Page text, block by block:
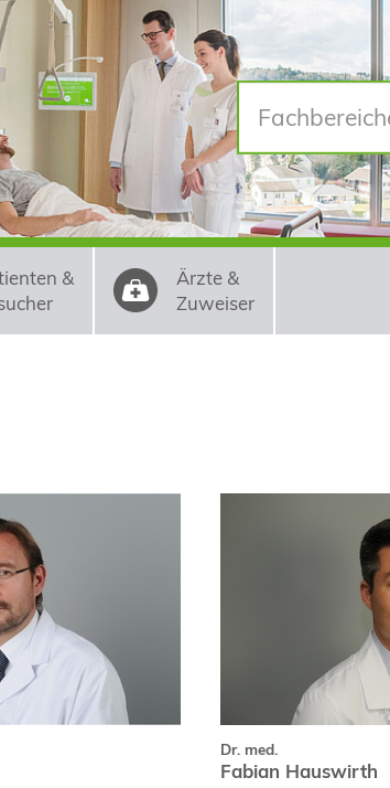
&
Ärzte &
Zuweiser
Curriculum Vitae
Dr. med.
Fabian Hauswirth